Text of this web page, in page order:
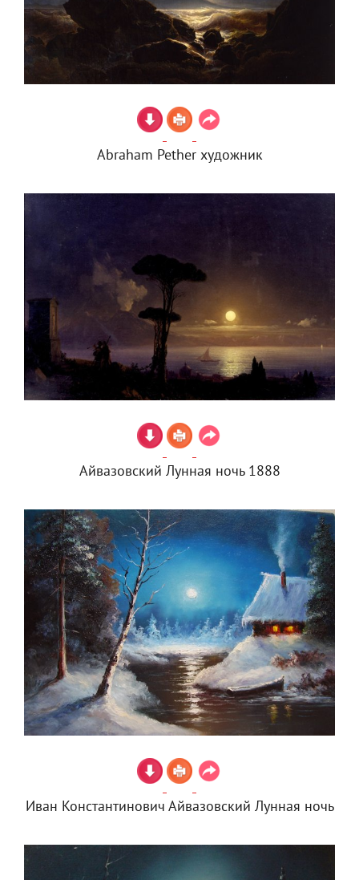
Abraham Pether художник
Айвазовский Лунная ночь 1888
Иван Константинович Айвазовский Лунная ночь